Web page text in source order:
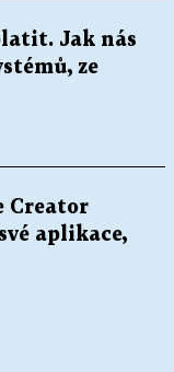
Jak nás
ze
Creator
aplikace,